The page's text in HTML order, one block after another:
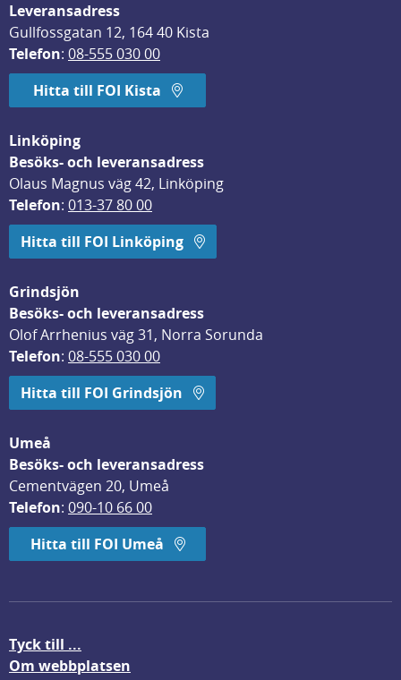
Leveransadress
Gullfossgatan 12, 164 40 Kista
Telefon: 08-555 030 00
Hitta till FOI Kista
Linköping
Besöks- och leveransadress
Olaus Magnus väg 42, Linköping
Telefon: 013-37 80 00
Hitta till FOI Linköping
Grindsjön
Besöks- och leveransadress
Olof Arrhenius väg 31, Norra Sorunda
Telefon: 08-555 030 00
Hitta till FOI Grindsjön
Umeå
Besöks- och leveransadress
Cementvägen 20, Umeå
Telefon: 090-10 66 00
Hitta till FOI Umeå
Tyck till ...
Om webbplatsen